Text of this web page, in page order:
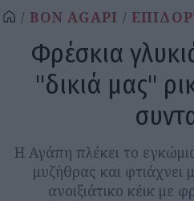
BON AGAPI
Φρέσκια
"δικιά μας"
Η Αγάπη πλέκει το
μυζήθρας και φτιάχνει
ανοιξιάτικο κέικ με